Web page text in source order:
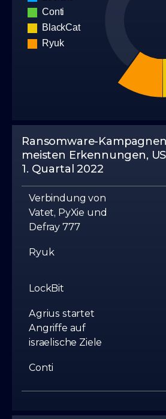
Ransomware-
meisten Erkennungen,
1. Quartal 2022
Verbindung von
Vatet, PyXie und
Defray 777
Ryuk
LockBit
Agrius startet
Angriffe auf
israelische Ziele
Conti